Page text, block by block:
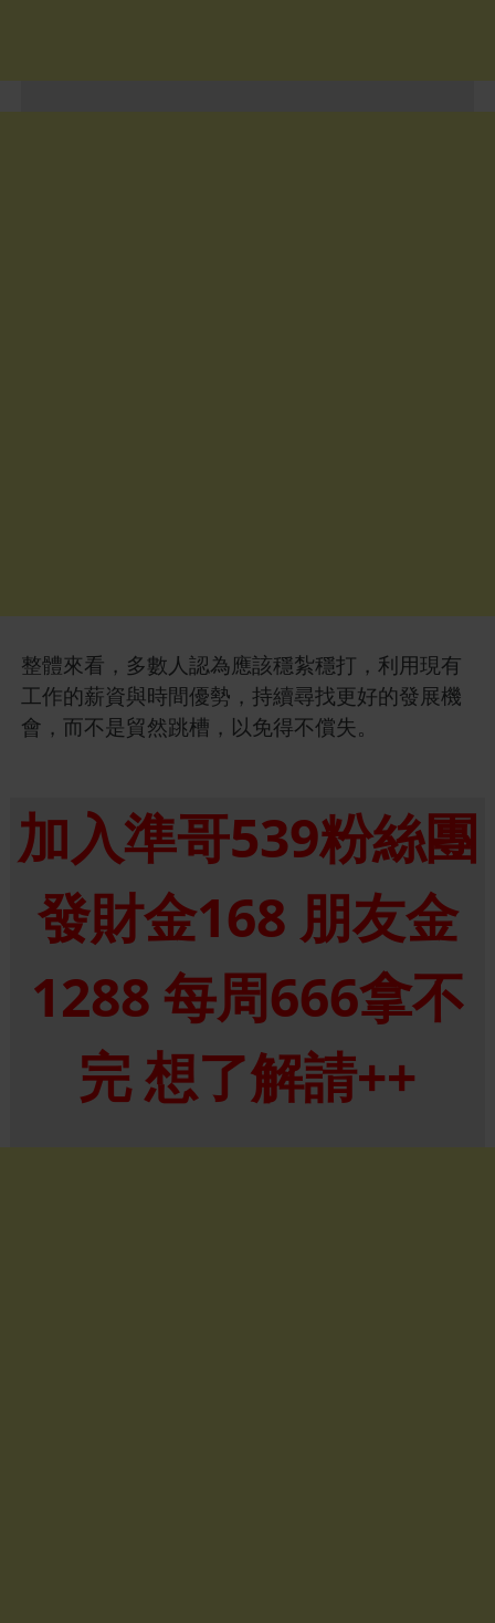
整體來看，多數人認為應該穩紮穩打，利用現有
工作的薪資與時間優勢，持續尋找更好的發展機
會，而不是貿然跳槽，以免得不償失。
加入準哥539粉絲團
發財金168 朋友金
1288 每周666拿不
完 想了解請++